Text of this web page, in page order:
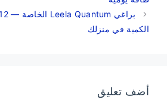
الكمية في منزلك
أضف تعليق